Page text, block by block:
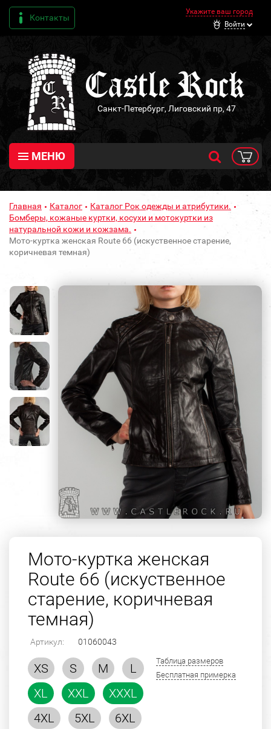
Контакты
Укажите ваш город
Войти
Санкт-Петербург, Лиговский пр, 47
МЕНЮ
Главная Каталог
Каталог Рок одежды и атрибутики.
Бомберы, кожаные куртки, косухи и мотокуртки из
натуральной кожи и кожзама.
Мото-куртка женская Route 66 (искуственное старение,
коричневая темная)
Мото-куртка женская
Route 66 (искуственное
старение, коричневая
темная)
Артикул: 01060043
XS S M
L
XL
XXL
XXXL
4XL
5XL
6XL
Таблица размеров
Бесплатная примерка